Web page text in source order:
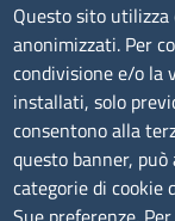
Albo Online
Bandi e concorsi
Questo sito
anonimizzati. Per
condivisione e/o la
installati, solo
consentono alla
questo banner,
categorie di cookie